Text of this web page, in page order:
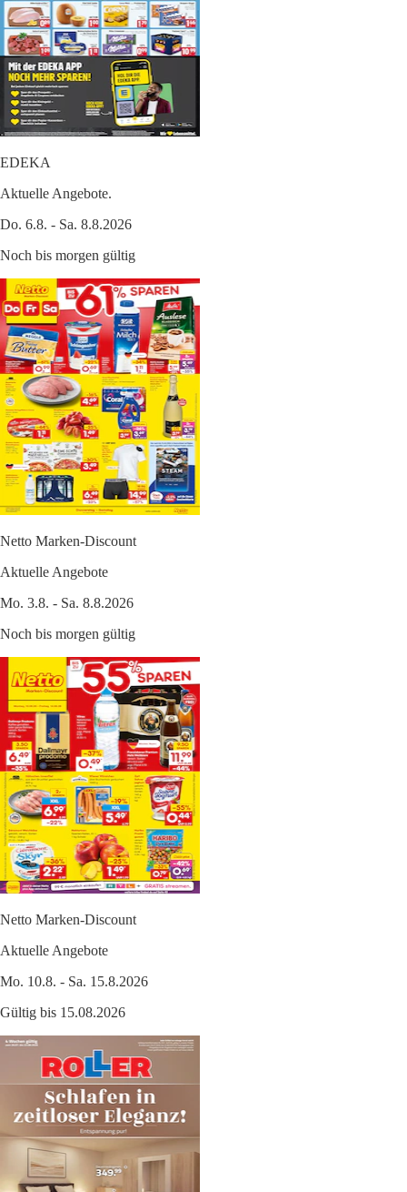
EDEKA
Aktuelle Angebote.
Do. 6.8. - Sa. 8.8.2026
Noch bis morgen gültig
Netto Marken-Discount
Aktuelle Angebote
Mo. 3.8. - Sa. 8.8.2026
Noch bis morgen gültig
Netto Marken-Discount
Aktuelle Angebote
Mo. 10.8. - Sa. 15.8.2026
Gültig bis 15.08.2026